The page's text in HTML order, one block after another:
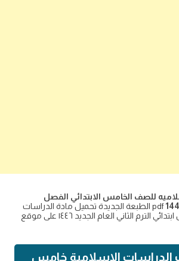
للصف الخامس الابتدائي الفصل
pdf الطبعة الجديدة تحميل مادة الدراسات
الاسلاميه صف خامس ابتدائي الترم الثاني العام الجديد ١٤٤٦ على موقع
الدراسات الاسلامية خامس